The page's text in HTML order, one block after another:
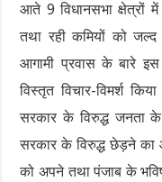
आते 9 विधानसभा क्षेत्रों
तथा रही कमियों को
आगामी प्रवास के बारे
विस्तृत विचार-विमर्श
सरकार के विरुद्ध जनता
सरकार के विरुद्ध छेड़ने का
को अपने तथा पंजाब के